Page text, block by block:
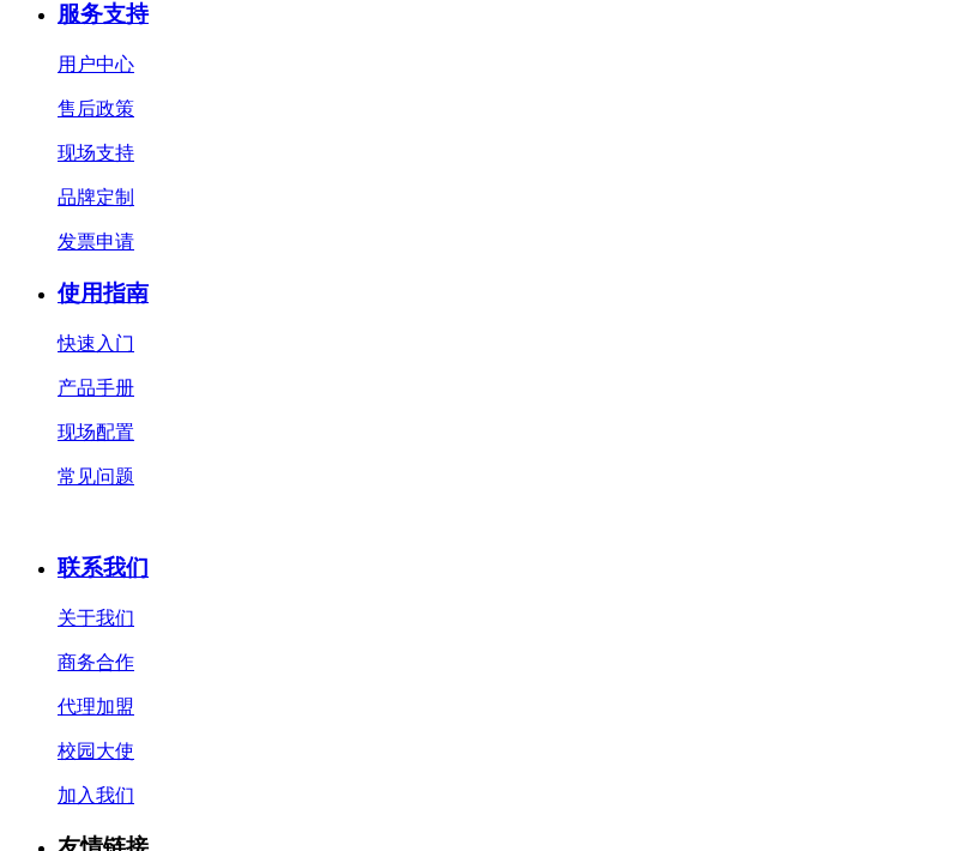
服务支持
用户中心
售后政策
现场支持
品牌定制
发票申请
使用指南
快速入门
产品手册
现场配置
常见问题
联系我们
关于我们
商务合作
代理加盟
校园大使
加入我们